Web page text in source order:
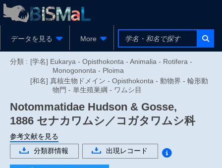
データを見る More
分類 : [学名] Eukarya - Opisthokonta - Animalia - Rotifera -
Monogononta - Ploima
[和名] 真核生物ドメイン - Opisthokonta - 動物界 - 輪形動
物門 - 単生殖巣綱 - ワムシ目
Notommatidae Hudson & Gosse,
1886 セナカワムシ／コガタワムシ科
参考文献を見る
分類群情報
出現レコード